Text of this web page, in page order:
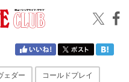
ェダー コールドプレイ